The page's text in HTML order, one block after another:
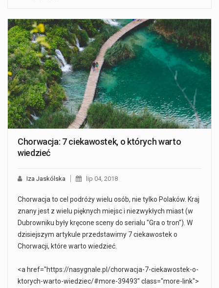
Chorwacja: 7 ciekawostek, o których warto
wiedzieć
Iza Jaskólska lip 04, 2018
Chorwacja to cel podróży wielu osób, nie tylko Polaków. Kraj
znany jest z wielu pięknych miejsc i niezwykłych miast (w
Dubrowniku były kręcone sceny do serialu "Gra o tron"). W
dzisiejszym artykule przedstawimy 7 ciekawostek o
Chorwacji, które warto wiedzieć.
<a href="https://nasygnale.pl/chorwacja-7-ciekawostek-o-
ktorych-warto-wiedziec/#more-39493" class="more-link">